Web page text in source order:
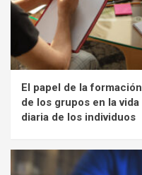
El papel de la formación
de los grupos en la vida
diaria de los individuos